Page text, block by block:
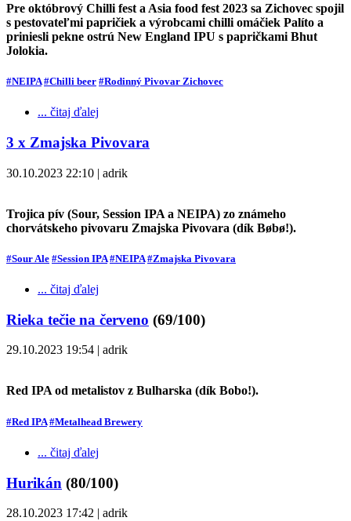
Pre októbrový Chilli fest a Asia food fest 2023 sa Zichovec spojil
s pestovateľmi papričiek a výrobcami chilli omáčiek Palíto a
priniesli pekne ostrú New England IPU s papričkami Bhut
Jolokia.
#NEIPA #Chilli beer #Rodinný Pivovar Zichovec
... čitaj ďalej
3 x Zmajska Pivovara
30.10.2023 22:10 | adrik
Trojica pív (Sour, Session IPA a NEIPA) zo známeho
chorvátskeho pivovaru Zmajska Pivovara (dík Bøbø!).
#Sour Ale #Session IPA #NEIPA #Zmajska Pivovara
... čitaj ďalej
Rieka tečie na červeno (69/100)
29.10.2023 19:54 | adrik
Red IPA od metalistov z Bulharska (dík Bobo!).
#Red IPA #Metalhead Brewery
... čitaj ďalej
Hurikán (80/100)
28.10.2023 17:42 | adrik